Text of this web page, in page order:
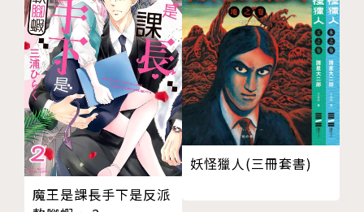
魔王是課長手下是反派
妖怪獵人(三冊套書)